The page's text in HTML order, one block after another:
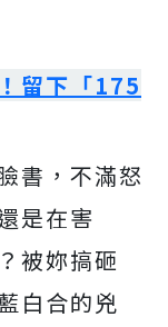
留下「175
書，不滿怒
是在害
被妳搞砸
白合的兇